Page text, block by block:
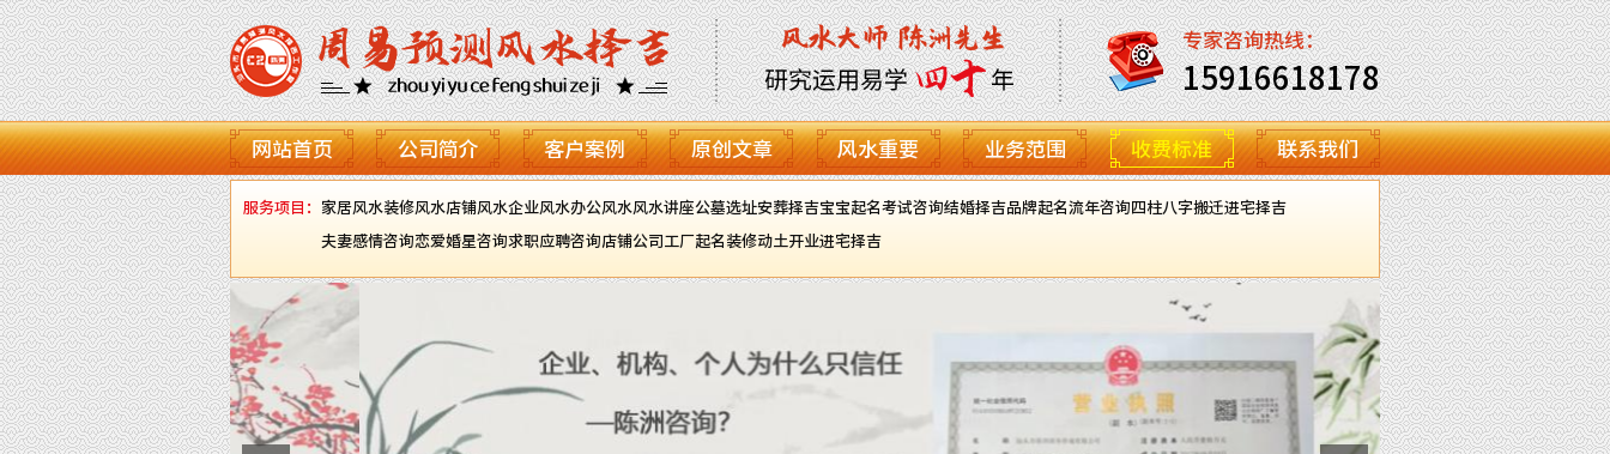
专家咨询热线：
15916618178
网站首页 公司简介 客户案例 原创文章 风水重要 业务范围 收费标准 联系我们
服务项目： 家居风水装修风水店铺风水企业风水办公风水风水讲座公墓选址安葬择吉宝宝起名考试咨询结婚择吉品牌起名流年咨询四柱八字搬迁进宅择吉
夫妻感情咨询恋爱婚星咨询求职应聘咨询店铺公司工厂起名装修动土开业进宅择吉